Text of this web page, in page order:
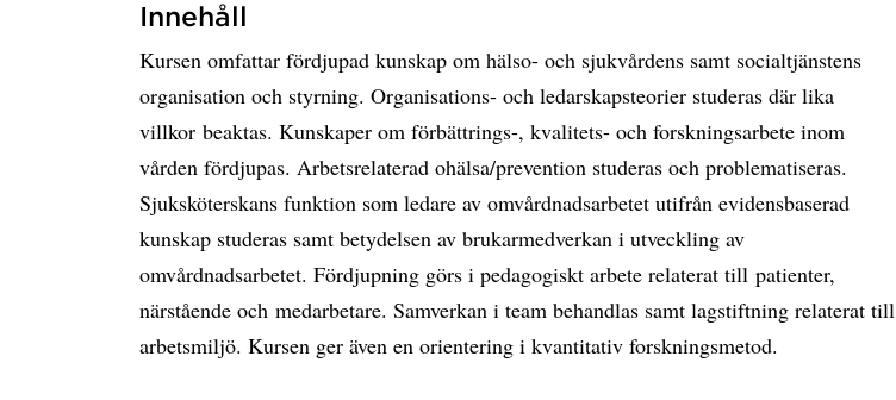
Innehåll
Kursen omfattar fördjupad kunskap om hälso- och sjukvårdens samt socialtjänstens
organisation och styrning. Organisations- och ledarskapsteorier studeras där lika
villkor beaktas. Kunskaper om förbättrings-, kvalitets- och forskningsarbete inom
vården fördjupas. Arbetsrelaterad ohälsa/prevention studeras och problematiseras.
Sjuksköterskans funktion som ledare av omvårdnadsarbetet utifrån evidensbaserad
kunskap studeras samt betydelsen av brukarmedverkan i utveckling av
omvårdnadsarbetet. Fördjupning görs i pedagogiskt arbete relaterat till patienter,
närstående och medarbetare. Samverkan i team behandlas samt lagstiftning relaterat till
arbetsmiljö. Kursen ger även en orientering i kvantitativ forskningsmetod.